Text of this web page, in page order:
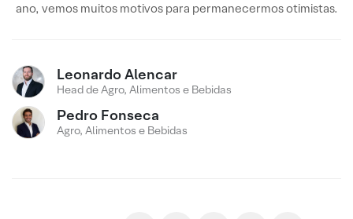
ano, vemos muitos motivos para permanecermos otimistas.
Leonardo Alencar
Head de Agro, Alimentos e Bebidas
Pedro Fonseca
Agro, Alimentos e Bebidas